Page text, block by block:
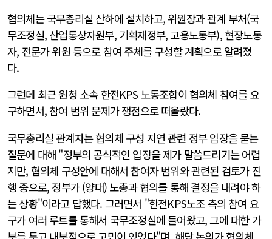
협의체는 국무총리실 산하에 설치하고, 위원장과 관계 부처(국
무조정실, 산업통상자원부, 기획재정부, 고용노동부), 현장노동
자, 전문가 위원 등으로 참여 주체를 구성할 계획으로 알려졌
다.
그런데 최근 원청 소속 한전KPS 노동조합이 협의체 참여를 요
구하면서, 참여 범위 문제가 쟁점으로 떠올랐다.
국무총리실 관계자는 협의체 구성 지연 관련 정부 입장을 묻는
질문에 대해 "정부의 공식적인 입장을 제가 말씀드리기는 어렵
지만, 협의체 구성안에 대해서 참여자 범위와 관련된 검토가 진
행 중으로, 정부가 (양대) 노총과 협의를 통해 결정을 내려야 하
는 상황"이라고 답했다. 그러면서 "한전KPS노조 측의 참여 요
구가 여러 루트를 통해서 국무조정실에 들어왔고, 그에 대한 가